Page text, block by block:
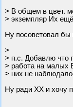
> В общем в цвет.
> экземпляр Их
Ну посоветовал бы
>
> п.с. Добавлю что
> работа на малых
> них не
Ну ради ХХ и хочу